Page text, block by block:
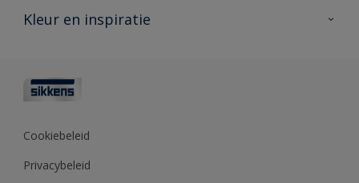
Vind je verkooppunt
Advies & service
Polyfilla Pro
Sikkens Center
Kleur en inspiratie
Kleurcollecties
Kennisbank
Cookiebeleid
Privacybeleid